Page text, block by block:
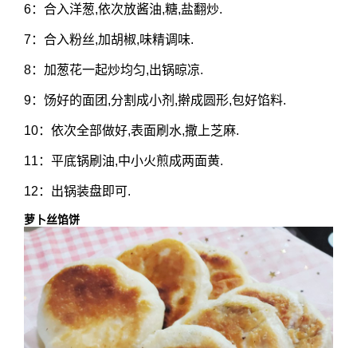
6：合入洋葱,依次放酱油,糖,盐翻炒.
7：合入粉丝,加胡椒,味精调味.
8：加葱花一起炒均匀,出锅晾凉.
9：饧好的面团,分割成小剂,擀成圆形,包好馅料.
10：依次全部做好,表面刷水,撒上芝麻.
11：平底锅刷油,中小火煎成两面黄.
12：出锅装盘即可.
萝卜丝馅饼